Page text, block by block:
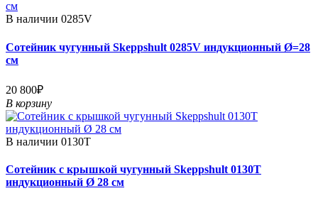
В наличии 0285V
Сотейник чугунный Skeppshult 0285V индукционный Ø=28
см
20 800₽
В корзину
В наличии 0130T
Сотейник с крышкой чугунный Skeppshult 0130T
индукционный Ø 28 см